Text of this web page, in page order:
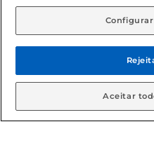
aviso prévio. O valor
© 2026
Aceitar